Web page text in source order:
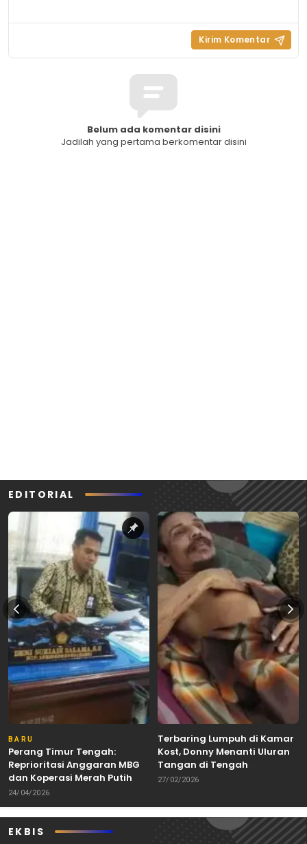
Belum ada komentar disini
Jadilah yang pertama berkomentar disini
EDITORIAL
BARU
Perang Timur Tengah:
Reprioritasi Anggaran MBG
dan Koperasi Merah Putih
24/04/2026
Terbaring Lumpuh di Kamar
Kost, Donny Menanti Uluran
Tangan di Tengah
Keterbatasan
27/02/2026
EKBIS